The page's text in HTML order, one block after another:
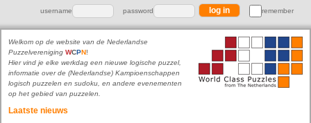
username password remember
Welkom op de website van de Nederlandse
Puzzelvereniging WCPN!
Hier vind je elke werkdag een nieuwe logische puzzel,
informatie over de (Nederlandse) Kampioenschappen
logisch puzzelen en sudoku, en andere evenementen
op het gebied van puzzelen.
Laatste nieuws